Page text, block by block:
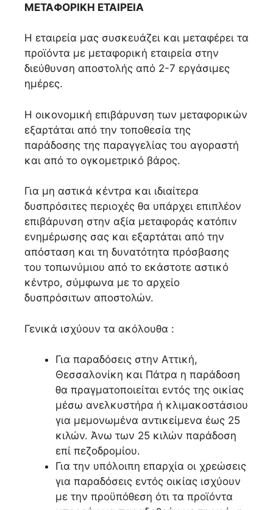
ΜΕΤΑΦΟΡΙΚΗ EΤΑΙΡEΙΑ
Η εταιρεία μας συσκευάζει και μεταφέρει τα
προϊόντα με μεταφορική εταιρεία στην
διεύθυνση αποστολής από 2-7 εργάσιμες
ημέρες.
Η οικονομική επιβάρυνση των μεταφορικών
εξαρτάται από την τοποθεσία της
παράδοσης της παραγγελίας του αγοραστή
και από το ογκομετρικό βάρος.
Για μη αστικά κέντρα και ιδιαίτερα
δυσπρόσιτες περιοχές θα υπάρχει επιπλέον
επιβάρυνση στην αξία μεταφοράς κατόπιν
ενημέρωσης σας και εξαρτάται από την
απόσταση και τη δυνατότητα πρόσβασης
του τοπωνύμιου από το εκάστοτε αστικό
κέντρο, σύμφωνα με το αρχείο
δυσπρόσιτων αποστολών.
Γενικά ισχύουν τα ακόλουθα :
Για παραδόσεις στην Αττική,
Θεσσαλονίκη και Πάτρα η παράδοση
θα πραγματοποιείται εντός της οικίας
μέσω ανελκυστήρα ή κλιμακοστάσιου
για μεμονωμένα αντικείμενα έως 25
κιλών. Άνω των 25 κιλών παράδοση
επί πεζοδρομίου.
Για την υπόλοιπη επαρχία οι χρεώσεις
για παραδόσεις εντός οικίας ισχύουν
με την προϋπόθεση ότι τα προϊόντα